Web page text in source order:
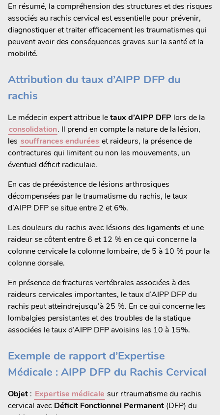
En résumé, la compréhension des structures et des risques
associés au rachis cervical est essentielle pour prévenir,
diagnostiquer et traiter efficacement les traumatismes qui
peuvent avoir des conséquences graves sur la santé et la
mobilité.
Attribution du taux d’AIPP DFP du
rachis
Le médecin expert attribue letaux d’AIPP DFP lors de la
consolidation. Il prend en compte la nature de la lésion,
les souffrances endurées et raideurs, la présence de
contractures qui limitent ou non les mouvements, un
éventuel déficit radiculaie.
En cas de préexistence de lésions arthrosiques
décompensées par le traumatisme du rachis, le taux
d’AIPP DFP se situe entre 2 et 6%.
Les douleurs du rachis avec lésions des ligaments et une
raideur se côtent entre 6 et 12 % en ce qui concerne la
colonne cervicale la colonne lombaire, de 5 à 10 % pour la
colonne dorsale.
En présence de fractures vertébrales associées à des
raideurs cervicales importantes, le taux d’AIPP DFP du
rachis peut atteindrejusqu’à 25 %. En ce qui concerne les
lombalgies persistantes et des troubles de la statique
associées le taux d’AIPP DFP avoisins les 10 à 15%.
Exemple de rapport d’Expertise
Médicale : AIPP DFP du Rachis Cervical
Objet : Expertise médicale sur rtraumatisme du rachis
cervical avec Déficit Fonctionnel Permanent (DFP) du